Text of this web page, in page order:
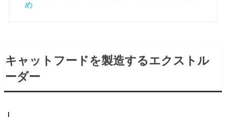
め
キャットフードを製造するエクストル
ーダー